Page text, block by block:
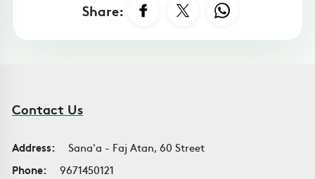
Share:
Contact Us
Address:
Sana'a - Faj Atan, 60 Street
Phone:
9671450121